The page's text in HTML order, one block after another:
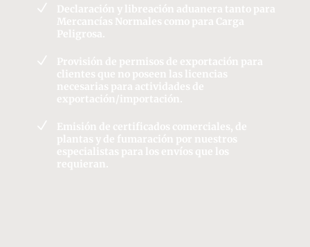
N
Declaración y libreación aduanera tanto para
Mercancías Normales como para Carga
Peligrosa.
N
Provisión de permisos de exportación para
clientes que no poseen las licencias
necesarias para actividades de
exportación/importación.
N
Emisión de certificados comerciales, de
plantas y de fumaración por nuestros
especialistas para los envíos que los
requieran.